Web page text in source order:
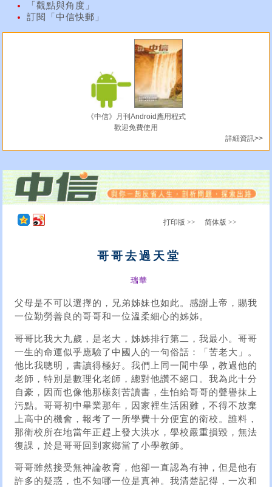
「觀點與角度」
訂閱「中信快郵」
《中信》月刊Android應用程式
歡迎免費使用
詳細資訊>>
打印版 >> 简体版 >>
哥哥去過天堂
瑞華
父母是不可以選擇的，兄弟姊妹也如此。感謝上帝，賜我
一位勤勞善良的哥哥和一位溫柔細心的姊姊。
哥哥比我大九歲，是老大，姊姊排行第二，我最小。哥哥
一生的命運似乎應驗了中國人的一句俗話：「苦老大」。
他比我聰明，書讀得極好。我們上同一間中學，教過他的
老師，特別是數理化老師，總對他讚不絕口。我為此十分
自豪，因而也像他那樣刻苦讀書，生怕給哥哥的聲譽抹上
污點。哥哥初中畢業那年，因家裡生活困難，不得不放棄
上高中的機會，報考了一所學費十分便宜的衛校。誰料，
那衛校所在地當年正趕上發大洪水，學校嚴重損毀，無法
復課，於是哥哥回到家鄉當了小學教師。
哥哥雖然接受無神論教育，他卻一直認為有神，但是他有
許多的疑惑，也不知哪一位是真神。我清楚記得，一次和